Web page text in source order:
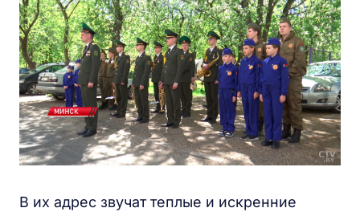
В их адрес звучат теплые и искренние